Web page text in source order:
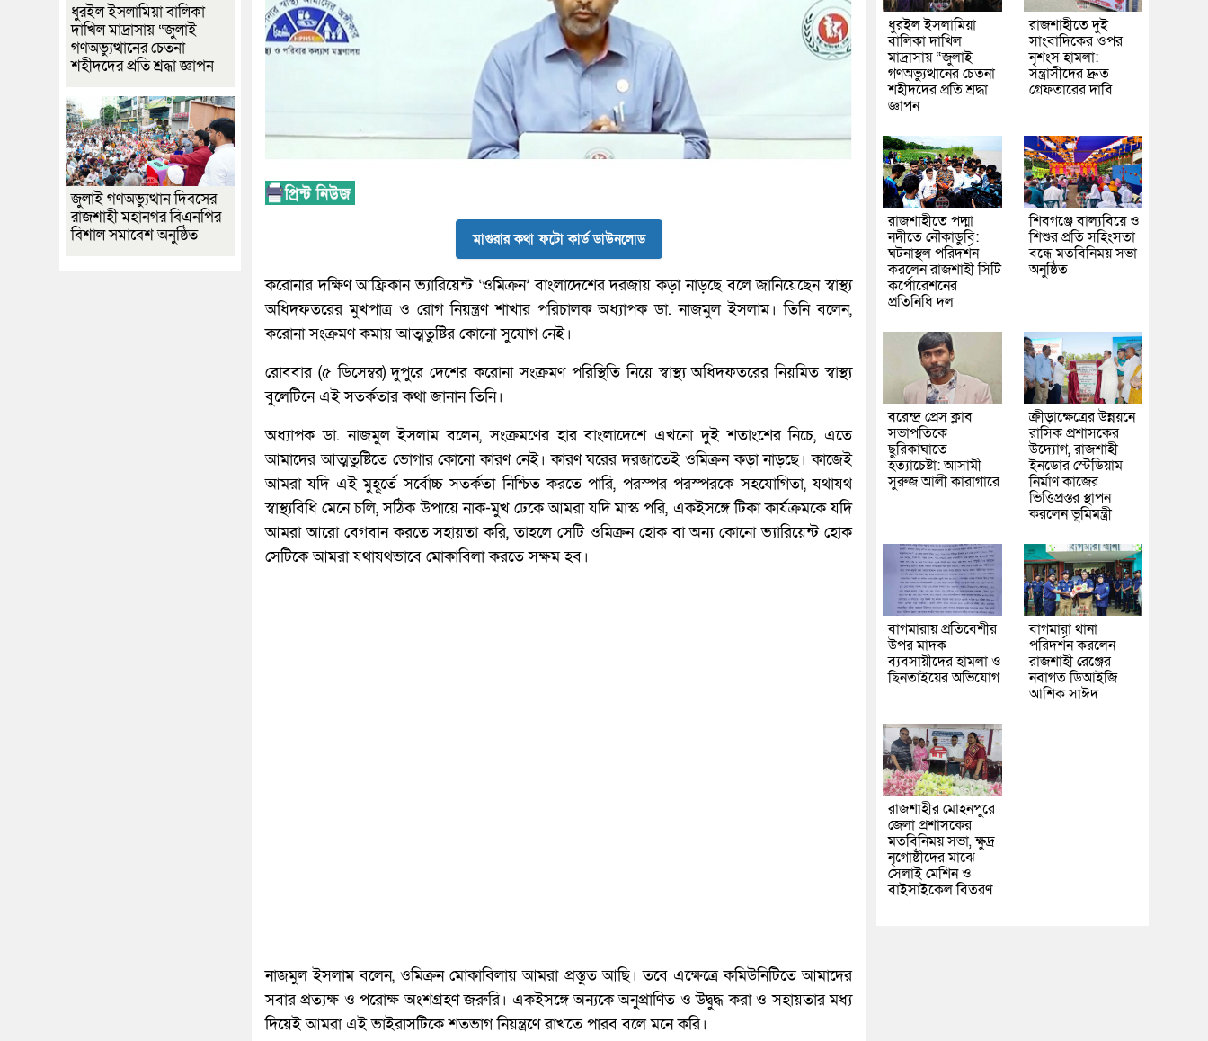
মাগুরার কথা ফটো কার্ড ডাউনলোড
করোনার দক্ষিণ আফ্রিকান ভ্যারিয়েন্ট ‘ওমিক্রন’ বাংলাদেশের দরজায় কড়া নাড়ছে বলে জানিয়েছেন স্বাস্থ্য
অধিদফতরের মুখপাত্র ও রোগ নিয়ন্ত্রণ শাখার পরিচালক অধ্যাপক ডা. নাজমুল ইসলাম। তিনি বলেন,
করোনা সংক্রমণ কমায় আত্মতুষ্টির কোনো সুযোগ নেই।
রোববার (৫ ডিসেম্বর) দুপুরে দেশের করোনা সংক্রমণ পরিস্থিতি নিয়ে স্বাস্থ্য অধিদফতরের নিয়মিত স্বাস্থ্য
বুলেটিনে এই সতর্কতার কথা জানান তিনি।
অধ্যাপক ডা. নাজমুল ইসলাম বলেন, সংক্রমণের হার বাংলাদেশে এখনো দুই শতাংশের নিচে, এতে
আমাদের আত্মতুষ্টিতে ভোগার কোনো কারণ নেই। কারণ ঘরের দরজাতেই ওমিক্রন কড়া নাড়ছে। কাজেই
আমরা যদি এই মুহূর্তে সর্বোচ্চ সতর্কতা নিশ্চিত করতে পারি, পরস্পর পরস্পরকে সহযোগিতা, যথাযথ
স্বাস্থ্যবিধি মেনে চলি, সঠিক উপায়ে নাক-মুখ ঢেকে আমরা যদি মাস্ক পরি, একইসঙ্গে টিকা কার্যক্রমকে যদি
আমরা আরো বেগবান করতে সহায়তা করি, তাহলে সেটি ওমিক্রন হোক বা অন্য কোনো ভ্যারিয়েন্ট হোক
সেটিকে আমরা যথাযথভাবে মোকাবিলা করতে সক্ষম হব।
নাজমুল ইসলাম বলেন, ওমিক্রন মোকাবিলায় আমরা প্রস্তুত আছি। তবে এক্ষেত্রে কমিউনিটিতে আমাদের
সবার প্রত্যক্ষ ও পরোক্ষ অংশগ্রহণ জরুরি। একইসঙ্গে অন্যকে অনুপ্রাণিত ও উদ্বুদ্ধ করা ও সহায়তার মধ্য
দিয়েই আমরা এই ভাইরাসটিকে শতভাগ নিয়ন্ত্রণে রাখতে পারব বলে মনে করি।
ধুরইল ইসলামিয়া বালিকা
দাখিল মাদ্রাসায় “জুলাই
গণঅভ্যুত্থানের চেতনা
শহীদদের প্রতি শ্রদ্ধা জ্ঞাপন
জুলাই গণঅভ্যুত্থান দিবসের
রাজশাহী মহানগর বিএনপির
বিশাল সমাবেশ অনুষ্ঠিত
ধুরইল ইসলামিয়া
বালিকা দাখিল
মাদ্রাসায় “জুলাই
গণঅভ্যুত্থানের চেতনা
শহীদদের প্রতি শ্রদ্ধা
জ্ঞাপন
রাজশাহীতে দুই
সাংবাদিকের ওপর
নৃশংস হামলা:
সন্ত্রাসীদের দ্রুত
গ্রেফতারের দাবি
রাজশাহীতে পদ্মা
নদীতে নৌকাডুবি:
ঘটনাস্থল পরিদর্শন
করলেন রাজশাহী সিটি
কর্পোরেশনের
প্রতিনিধি দল
শিবগঞ্জে বাল্যবিয়ে ও
শিশুর প্রতি সহিংসতা
বন্ধে মতবিনিময় সভা
অনুষ্ঠিত
বরেন্দ্র প্রেস ক্লাব
সভাপতিকে
ছুরিকাঘাতে
হত্যাচেষ্টা: আসামী
সুরুজ আলী কারাগারে
ক্রীড়াক্ষেত্রের উন্নয়নে
রাসিক প্রশাসকের
উদ্যোগ, রাজশাহী
ইনডোর স্টেডিয়াম
নির্মাণ কাজের
ভিত্তিপ্রস্তর স্থাপন
করলেন ভূমিমন্ত্রী
বাগমারায় প্রতিবেশীর
উপর মাদক
ব্যবসায়ীদের হামলা ও
ছিনতাইয়ের অভিযোগ
বাগমারা থানা
পরিদর্শন করলেন
রাজশাহী রেঞ্জের
নবাগত ডিআইজি
আশিক সাঈদ
রাজশাহীর মোহনপুরে
জেলা প্রশাসকের
মতবিনিময় সভা, ক্ষুদ্র
নৃগোষ্ঠীদের মাঝে
সেলাই মেশিন ও
বাইসাইকেল বিতরণ